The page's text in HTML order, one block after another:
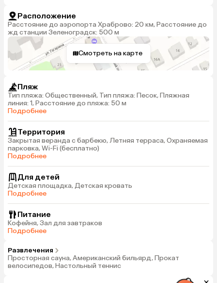
Расположение
Расстояние до аэропорта Храброво: 20 км, Расстояние до
жд станции Зеленоградск: 500 м
Смотреть на карте
Пляж
Тип пляжа: Общественный, Тип пляжа: Песок, Пляжная
линия: 1, Расстояние до пляжа: 50 м
Подробнее
Территория
Закрытая веранда с барбекю, Летняя терраса, Охраняемая
парковка, Wi-Fi (бесплатно)
Подробнее
Для детей
Детская площадка, Детская кровать
Подробнее
Питание
Кофейня, Зал для завтраков
Подробнее
Развлечения
Просторная сауна, Американский бильярд, Прокат
велосипедов, Настольный теннис